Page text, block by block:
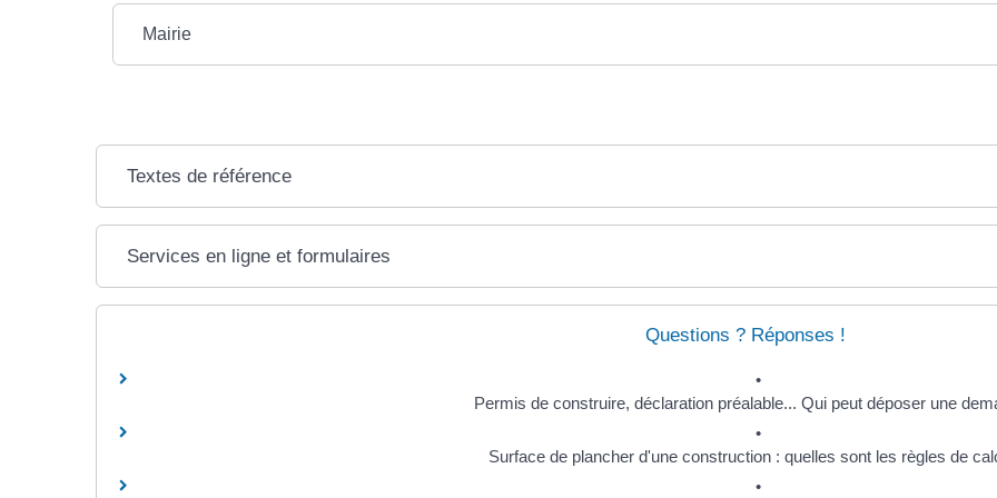
Mairie
Textes de référence
Services en ligne et formulaires
Questions ? Réponses !
Permis de construire, déclaration préalable... Qui peut déposer une
Surface de plancher d'une construction : quelles sont les règles de